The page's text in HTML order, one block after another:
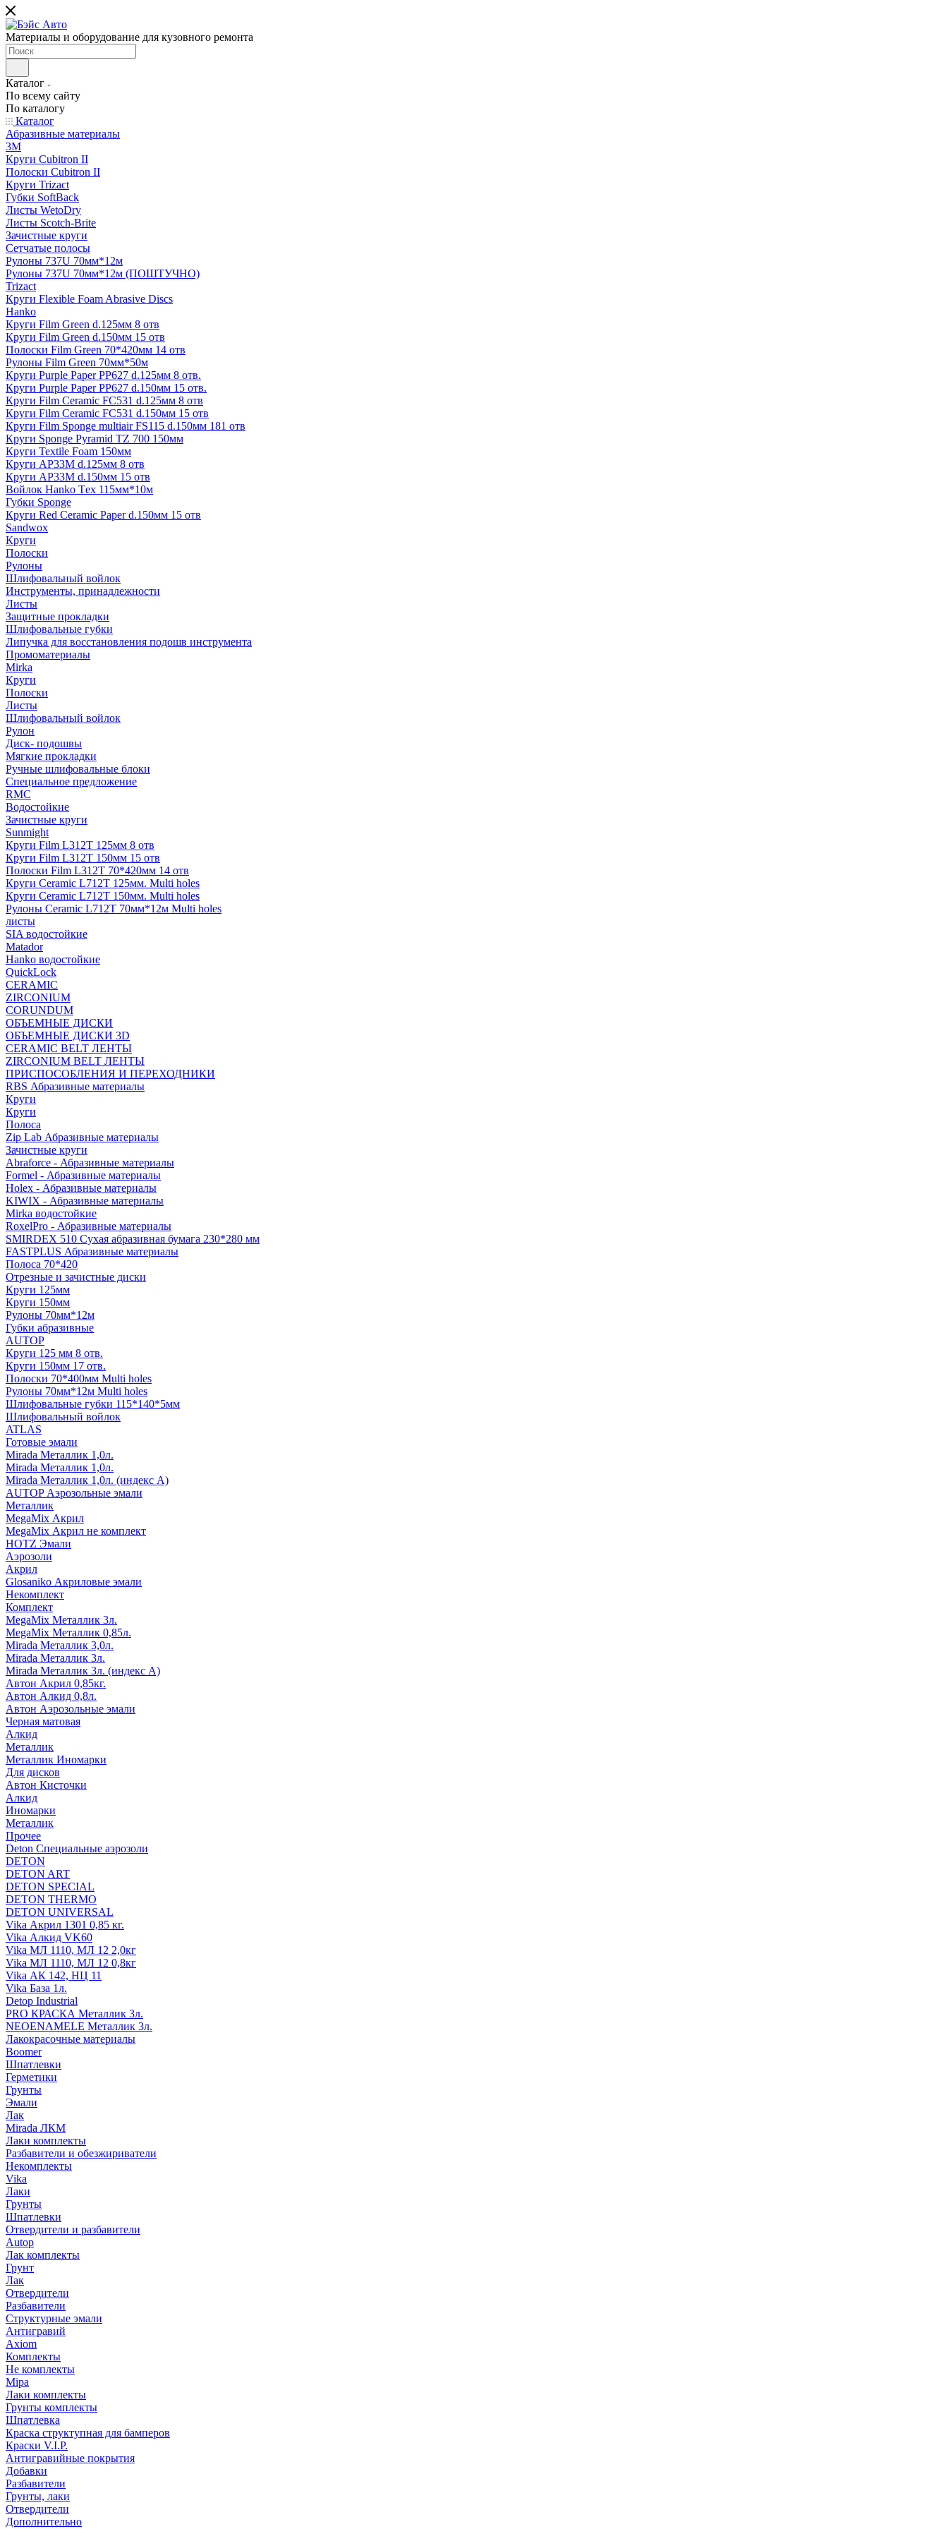
Материалы и оборудование для кузовного ремонта
Каталог
По всему сайту
По каталогу
Каталог
Абразивные материалы
3M
Круги Cubitron II
Полоски Cubitron II
Круги Trizact
Губки SoftBack
Листы WetoDry
Листы Scotch-Brite
Зачистные круги
Сетчатые полосы
Рулоны 737U 70мм*12м
Рулоны 737U 70мм*12м (ПОШТУЧНО)
Trizact
Круги Flexible Foam Abrasive Discs
Hanko
Круги Film Green d.125мм 8 отв
Круги Film Green d.150мм 15 отв
Полоски Film Green 70*420мм 14 отв
Рулоны Film Green 70мм*50м
Круги Purple Paper PP627 d.125мм 8 отв.
Круги Purple Paper PP627 d.150мм 15 отв.
Круги Film Ceramic FC531 d.125мм 8 отв
Круги Film Ceramic FC531 d.150мм 15 отв
Круги Film Sponge multiair FS115 d.150мм 181 отв
Круги Sponge Pyramid TZ 700 150мм
Круги Textile Foam 150мм
Круги AP33M d.125мм 8 отв
Круги AP33M d.150мм 15 отв
Войлок Hanko Tех 115мм*10м
Губки Sponge
Круги Red Ceramic Paper d.150мм 15 отв
Sandwox
Круги
Полоски
Рулоны
Шлифовальный войлок
Инструменты, принадлежности
Листы
Защитные прокладки
Шлифовальные губки
Липучка для восстановления подошв инструмента
Промоматериалы
Mirka
Круги
Полоски
Листы
Шлифовальный войлок
Рулон
Диск- подошвы
Мягкие прокладки
Ручные шлифовальные блоки
Специальное предложение
RMC
Водостойкие
Зачистные круги
Sunmight
Круги Film L312T 125мм 8 отв
Круги Film L312T 150мм 15 отв
Полоски Film L312T 70*420мм 14 отв
Круги Ceramic L712T 125мм. Multi holes
Круги Ceramic L712T 150мм. Multi holes
Рулоны Ceramic L712T 70мм*12м Multi holes
листы
SIA водостойкие
Matador
Hanko водостойкие
QuickLock
CERAMIC
ZIRCONIUM
СORUNDUM
ОБЪЕМНЫЕ ДИСКИ
ОБЪЕМНЫЕ ДИСКИ 3D
CERAMIC BELT ЛЕНТЫ
ZIRCONIUM BELT ЛЕНТЫ
ПРИСПОСОБЛЕНИЯ И ПЕРЕХОДНИКИ
RBS Абразивные материалы
Круги
Круги
Полоса
Zip Lab Абразивные материалы
Зачистные круги
Abraforce - Абразивные материалы
Formel - Абразивные материалы
Holex - Абразивные материалы
KIWIX - Абразивные материалы
Mirka водостойкие
RoxelPro - Абразивные материалы
SMIRDEX 510 Сухая абразивная бумага 230*280 мм
FASTPLUS Абразивные материалы
Полоса 70*420
Отрезные и зачистные диски
Круги 125мм
Круги 150мм
Рулоны 70мм*12м
Губки абразивные
AUTOP
Круги 125 мм 8 отв.
Круги 150мм 17 отв.
Полоски 70*400мм Multi holes
Рулоны 70мм*12м Multi holes
Шлифовальные губки 115*140*5мм
Шлифовальный войлок
ATLAS
Готовые эмали
Mirada Металлик 1,0л.
Mirada Металлик 1,0л.
Mirada Металлик 1,0л. (индекс А)
AUTOP Аэрозольные эмали
Металлик
MegaMix Акрил
MegaMix Акрил не комплект
HOTZ Эмали
Аэрозоли
Акрил
Glosaniko Акриловые эмали
Некомплект
Комплект
MegaMix Металлик 3л.
MegaMix Металлик 0,85л.
Mirada Металлик 3,0л.
Mirada Металлик 3л.
Mirada Металлик 3л. (индекс А)
Автон Акрил 0,85кг.
Автон Алкид 0,8л.
Автон Аэрозольные эмали
Черная матовая
Алкид
Металлик
Металлик Иномарки
Для дисков
Автон Кисточки
Алкид
Иномарки
Металлик
Прочее
Deton Специальные аэрозоли
DETON
DETON ART
DETON SPECIAL
DETON THERMO
DETON UNIVERSAL
Vika Акрил 1301 0,85 кг.
Vika Алкид VK60
Vika МЛ 1110, МЛ 12 2,0кг
Vika МЛ 1110, МЛ 12 0,8кг
Vika АК 142, НЦ 11
Vika База 1л.
Detop Industrial
PRO КРАСКА Металлик 3л.
NEOENAMELE Металлик 3л.
Лакокрасочные материалы
Boomer
Шпатлевки
Герметики
Грунты
Эмали
Лак
Mirada ЛКМ
Лаки комплекты
Разбавители и обезжириватели
Некомплекты
Vika
Лаки
Грунты
Шпатлевки
Отвердители и разбавители
Autop
Лак комплекты
Грунт
Лак
Отвердители
Разбавители
Структурные эмали
Антигравий
Axiom
Комплекты
Не комплекты
Mipa
Лаки комплекты
Грунты комплекты
Шпатлевка
Краска структупная для бамперов
Краски V.I.P.
Антигравийные покрытия
Добавки
Разбавители
Грунты, лаки
Отвердители
Дополнительно